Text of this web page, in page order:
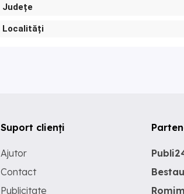
Județe
Localități
Suport clienți
Ajutor
Contact
Publicitate